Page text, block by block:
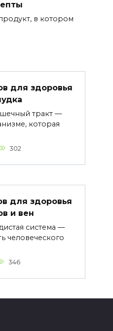
в котором
для здоровья
тракт —
которая
302
для здоровья
и вен
система —
человеческого
346